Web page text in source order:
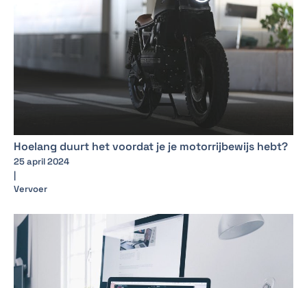
Hoelang duurt het voordat je je motorrijbewijs hebt?
25 april 2024
|
Vervoer